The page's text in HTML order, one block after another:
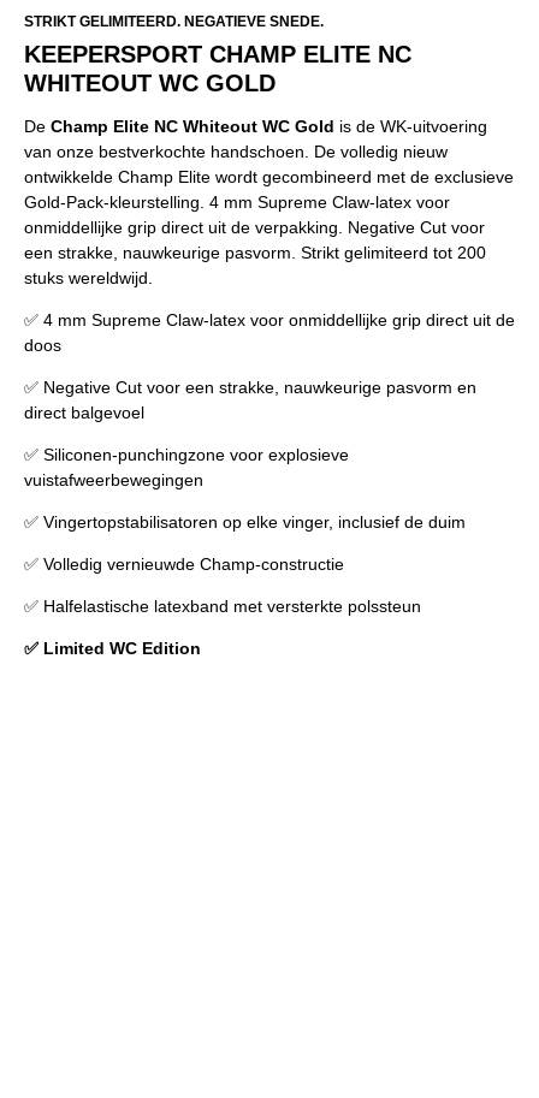
STRIKT GELIMITEERD. NEGATIEVE SNEDE.
KEEPERSPORT CHAMP ELITE NC
WHITEOUT WC GOLD
De Champ Elite NC Whiteout WC Gold is de WK-uitvoering
van onze bestverkochte handschoen. De volledig nieuw
ontwikkelde Champ Elite wordt gecombineerd met de exclusieve
Gold-Pack-kleurstelling. 4 mm Supreme Claw-latex voor
onmiddellijke grip direct uit de verpakking. Negative Cut voor
een strakke, nauwkeurige pasvorm. Strikt gelimiteerd tot 200
stuks wereldwijd.
✅ 4 mm Supreme Claw-latex voor onmiddellijke grip direct uit de
doos
✅ Negative Cut voor een strakke, nauwkeurige pasvorm en
direct balgevoel
✅ Siliconen-punchingzone voor explosieve
vuistafweerbewegingen
✅ Vingertopstabilisatoren op elke vinger, inclusief de duim
✅ Volledig vernieuwde Champ-constructie
✅ Halfelastische latexband met versterkte polssteun
✅ Limited WC Edition